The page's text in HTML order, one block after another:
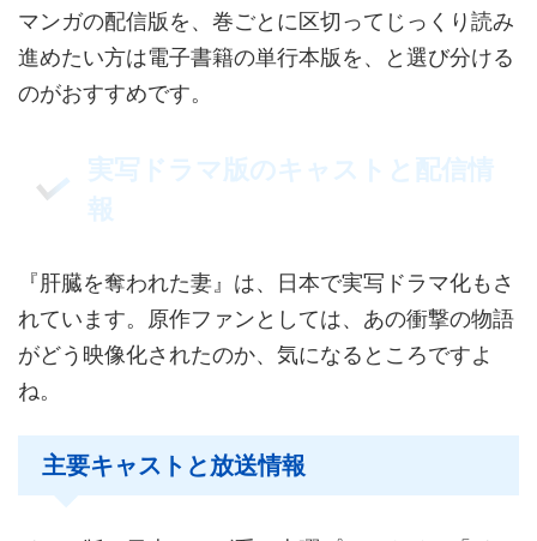
マンガの配信版を、巻ごとに区切ってじっくり読み
進めたい方は電子書籍の単行本版を、と選び分ける
のがおすすめです。
実写ドラマ版のキャストと配信情
報
『肝臓を奪われた妻』は、日本で実写ドラマ化もさ
れています。原作ファンとしては、あの衝撃の物語
がどう映像化されたのか、気になるところですよ
ね。
主要キャストと放送情報